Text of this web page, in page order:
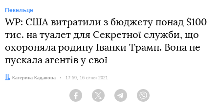
Пекельце
WP: США витратили з бюджету понад $100
тис. на туалет для Секретної служби, що
охороняла родину Іванки Трамп. Вона не
пускала агентів у свої
Автор:Катерина Кадакова Дата:
17:59, 16 січня 2021
Facebook Twitter Telegram